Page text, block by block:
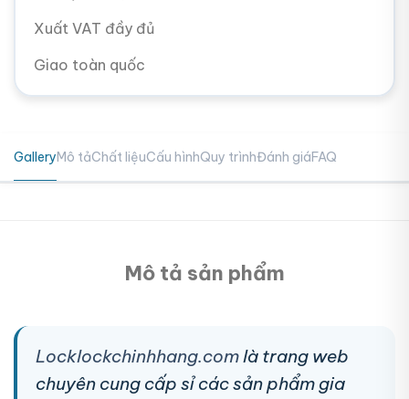
Xuất VAT đầy đủ
Giao toàn quốc
GalleryMô tảChất liệuCấu hìnhQuy trìnhĐánh giáFAQ
Mô tả sản phẩm
Locklockchinhhang.comlà trang web
chuyên cung cấp sỉ các sản phẩm gia